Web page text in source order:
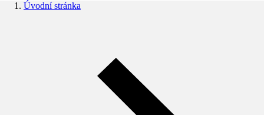
Úvodní stránka